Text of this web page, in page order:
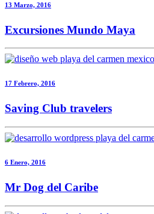
13 Marzo, 2016
Excursiones Mundo Maya
17 Febrero, 2016
Saving Club travelers
6 Enero, 2016
Mr Dog del Caribe